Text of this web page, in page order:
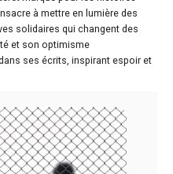
à mettre en lumière des
solidaires qui changent des
et son optimisme
ses écrits, inspirant espoir et